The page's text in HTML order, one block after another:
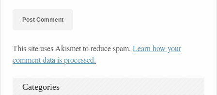
This site uses Akismet to reduce spam. Learn how your
comment data is processed.
Categories